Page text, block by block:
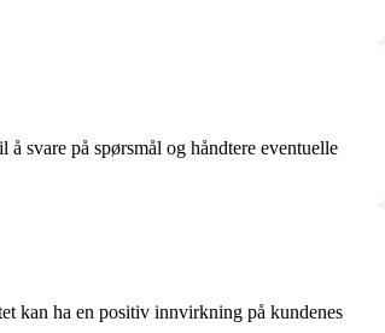
svare på spørsmål og håndtere eventuelle
kan ha en positiv innvirkning på kundenes